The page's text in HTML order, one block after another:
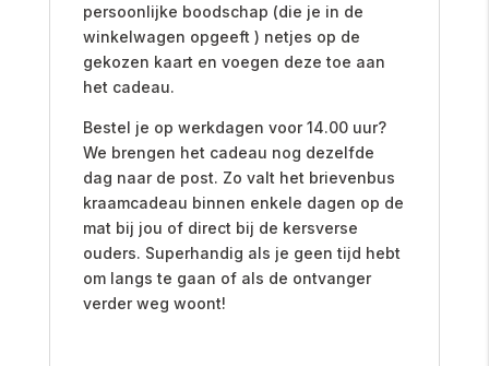
persoonlijke boodschap (die je in de
winkelwagen opgeeft ) netjes op de
gekozen kaart en voegen deze toe aan
het cadeau.
Bestel je op werkdagen voor 14.00 uur?
We brengen het cadeau nog dezelfde
dag naar de post. Zo valt het brievenbus
kraamcadeau binnen enkele dagen op de
mat bij jou of direct bij de kersverse
ouders. Superhandig als je geen tijd hebt
om langs te gaan of als de ontvanger
verder weg woont!